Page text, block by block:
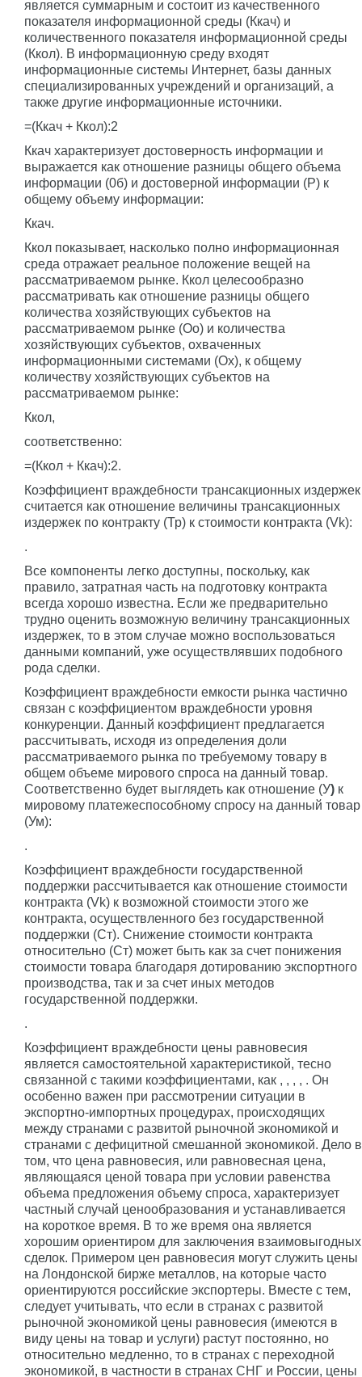
является суммарным и состоит из качественного
показателя информационной среды (Ккач) и
количественного показателя информационной среды
(Ккол). В информационную среду входят
информационные системы Интернет, базы данных
специализированных учреждений и организаций, а
также другие информационные источники.
=(Ккач + Ккол):2
Ккач характеризует достоверность информации и
выражается как отношение разницы общего объема
информации (0б) и достоверной информации (Р) к
общему объему информации:
Ккач.
Ккол показывает, насколько полно информационная
среда отражает реальное положение вещей на
рассматриваемом рынке. Ккол целесообразно
рассматривать как отношение разницы общего
количества хозяйствующих субъектов на
рассматриваемом рынке (Оо) и количества
хозяйствующих субъектов, охваченных
информационными системами (Ох), к общему
количеству хозяйствующих субъектов на
рассматриваемом рынке:
Ккол,
соответственно:
=(Ккол + Ккач):2.
Коэффициент враждебности трансакционных издержек
считается как отношение величины трансакционных
издержек по контракту (Тр) к стоимости контракта (Vk):
.
Все компоненты легко доступны, поскольку, как
правило, затратная часть на подготовку контракта
всегда хорошо известна. Если же предварительно
трудно оценить возможную величину трансакционных
издержек, то в этом случае можно воспользоваться
данными компаний, уже осуществлявших подобного
рода сделки.
Коэффициент враждебности емкости рынка частично
связан c коэффициентом враждебности уровня
конкуренции. Данный коэффициент предлагается
рассчитывать, исходя из определения доли
рассматриваемого рынка по требуемому товару в
общем объеме мирового спроса на данный товар.
Соответственно будет выглядеть как отношение (У) к
мировому платежеспособному спросу на данный товар
(Ум):
.
Коэффициент враждебности государственной
поддержки рассчитывается как отношение стоимости
контракта (Vk) к возможной стоимости этого же
контракта, осуществленного без государственной
поддержки (Ст). Снижение стоимости контракта
относительно (Ст) может быть как за счет понижения
стоимости товара благодаря дотированию экспортного
производства, так и за счет иных методов
государственной поддержки.
.
Коэффициент враждебности цены равновесия
является самостоятельной характеристикой, тесно
связанной с такими коэффициентами, как , , , , . Он
особенно важен при рассмотрении ситуации в
экспортно-импортных процедурах, происходящих
между странами с развитой рыночной экономикой и
cтранами с дефицитной смешанной экономикой. Дело в
том, что цена равновесия, или равновесная цена,
являющаяся ценой товара при условии равенства
объема предложения объему спроса, характеризует
частный случай ценообразования и устанавливается
на короткое время. В то же время она является
хорошим ориентиром для заключения взаимовыгодных
сделок. Примером цен равновесия могут служить цены
на Лондонской бирже металлов, на которые часто
ориентируются российские экспортеры. Вместе с тем,
следует учитывать, что если в странах с развитой
рыночной экономикой цены равновесия (имеются в
виду цены на товар и услуги) растут постоянно, но
относительно медленно, то в странах с переходной
экономикой, в частности в странах СНГ и России, цены